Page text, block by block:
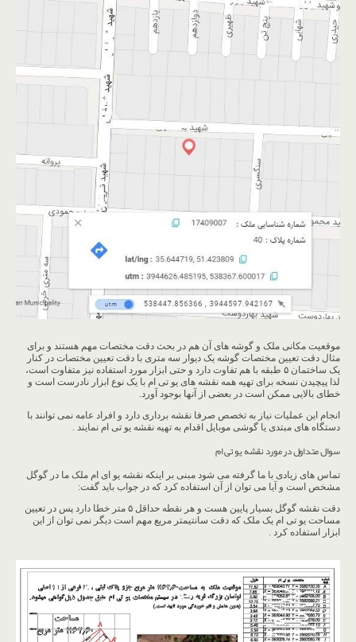
موقعیت مکانی ملک و گوشه های آن هم در بحث دقت مختصات مهم هستند و برای
مثال دقت تعیین مختصات گوشه یک دیوار سه متری با دقت تعیین مختصات در کنار
یک ساختمان ۵ طبقه با هم تفاوت دارد و حتی ابزار مورد استفاده نیز متفاوت است،
لذا پیچیدن نسخه برای تهیه همه نقشه های یو تی ام با یک نوع ابزار نادرست است و
خطای بالایی ممکن است در بعضی از آنها بوجود آورد.
انجام این عملیات نیاز به تخصص صرفا نقشه برداری دارد و افراد عامه نمی توانند با
دستگاه های مبتدی یا گوشی موبایل اقدام به تهیه نقشه یو تی ام نمایند .
سوال متداول در مورد نقشه یو تی ام
تماس های زیادی با ما گرفته می شود مبنی بر اینکه نقشه یو ای ام ملک ما در گوگل
مشخص است و آیا می توان از آن استفاده کرد که در جواب باید گفت:
دقت نقشه گوگل بسیار پایین هست و هر نقطه حداقل ۵ متر خطا دارد پس در تعیین
مساحت یو تی ام یک ملک که دقت سانتیمتر مربع مهم است دیگر نمی توان از این
ابزار استفاده کرد .